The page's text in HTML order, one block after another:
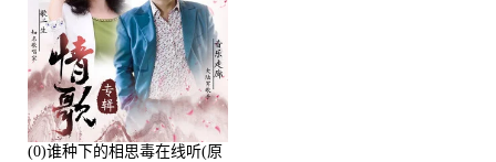
(0)谁种下的相思毒在线听(原